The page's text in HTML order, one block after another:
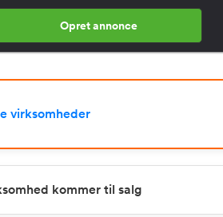
Opret annonce
virksomheder
kommer til salg